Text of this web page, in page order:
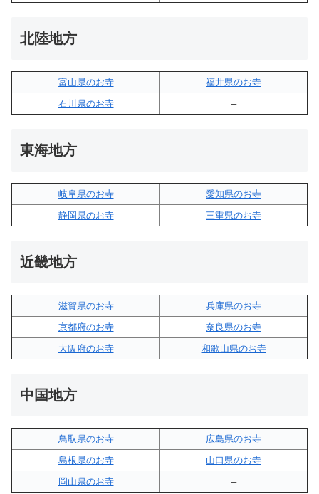
北陸地方
富山県のお寺
福井県のお寺
石川県のお寺
–
東海地方
岐阜県のお寺
愛知県のお寺
静岡県のお寺
三重県のお寺
近畿地方
滋賀県のお寺
兵庫県のお寺
京都府のお寺
奈良県のお寺
大阪府のお寺
和歌山県のお寺
中国地方
鳥取県のお寺
広島県のお寺
島根県のお寺
山口県のお寺
岡山県のお寺
–